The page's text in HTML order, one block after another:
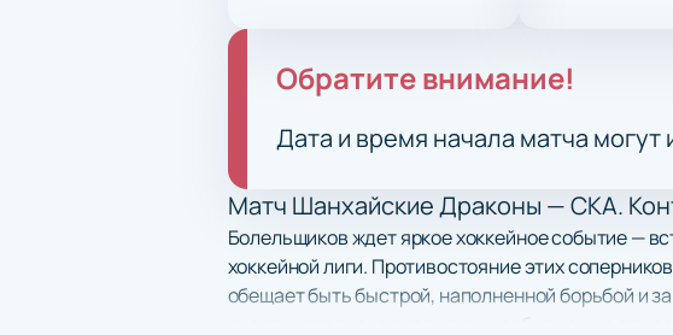
Обратите внимание!
Дата и время начала матча могут
Матч Шанхайские Драконы — СКА.
Болельщиков ждет яркое хоккейное событие —
хоккейной лиги. Противостояние этих
обещает быть быстрой, наполненной борьбой и